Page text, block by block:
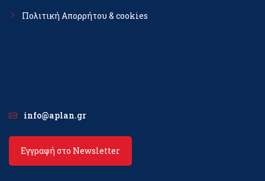
Πολιτική Απορρήτου & cookies
info@aplan.gr
Εγγραφή στο Newsletter